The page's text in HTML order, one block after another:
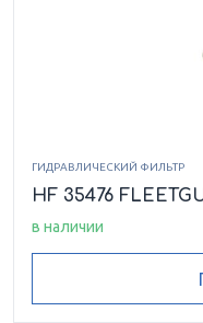
ГИДРАВЛИЧЕСКИЙ ФИЛЬТР
HF 35476
в наличии